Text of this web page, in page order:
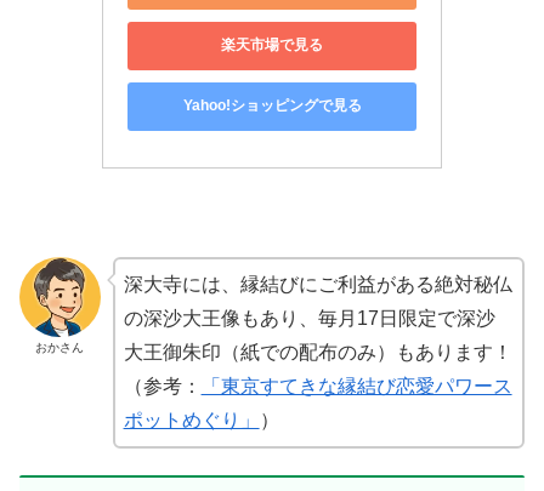
楽天市場で見る
Yahoo!ショッピングで見る
おかさん
深大寺には、縁結びにご利益がある絶対秘仏
の深沙大王像もあり、毎月17日限定で深沙
大王御朱印（紙での配布のみ）もあります！
（参考：
「東京すてきな縁結び恋愛パワース
ポットめぐり」
）